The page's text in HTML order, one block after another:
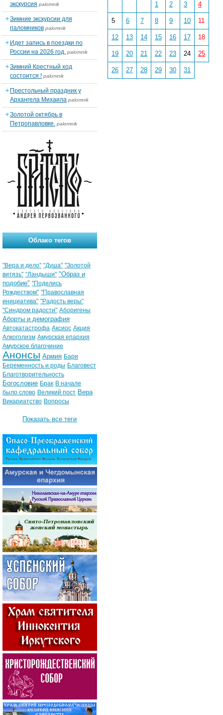
1 2 3 4
5 6 7 8 9 10 11
12 13 14 15 16 17 18
19 20 21 22 23 24 25
26 27 28 29 30 31
экскурсия palomnik
Зимние экскурсии для
паломников palomnik
Идет запись в поездки по
России на 2026 год. palomnik
Зимний Крестный ход
состоится ! palomnik
Престольный праздник у
Архангела Михаила palomnik
Золотой октябрь в
Петропавловке. palomnik
Облако тегов
"Вера и дело" "Душа" "Золотой
витязь" "Ландыши" "Образ и
подобие" "Поделись
Рождеством" "Православная
инициатива" "Радость веры"
"Синдром радости" Аборигены
Аборты и демография
Автокатастрофа Аксиос Акция
Алкоголизм Амурская епархия
Амурское благочиние
Анонсы Армия Бари
Беременность и роды Благовест
Благотворительность
Богословие Брак В начале
было слово Великий пост Вера
Викариатство Вопросы
Показать все теги